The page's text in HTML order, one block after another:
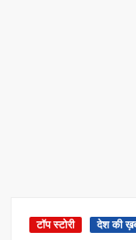
टॉप स्टोरी देश की